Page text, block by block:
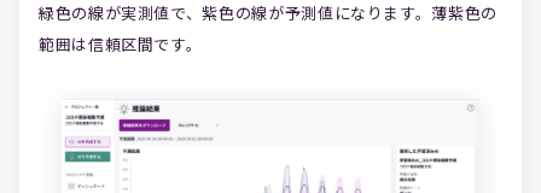
緑色の線が実測値で、紫色の線が予測値になります。薄紫色の
範囲は信頼区間です。